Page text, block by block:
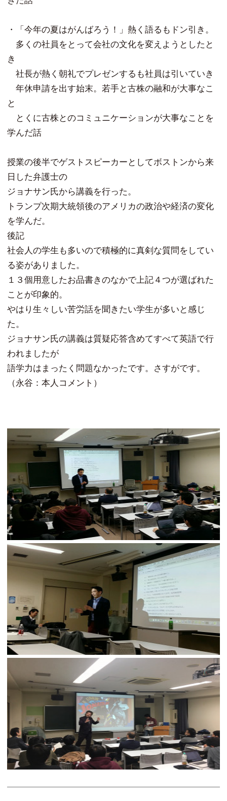
・「今年の夏はがんばろう！」熱く語るもドン引き。
多くの社員をとって会社の文化を変えようとしたと
き
社長が熱く朝礼でプレゼンするも社員は引いていき
年休申請を出す始末。若手と古株の融和が大事なこ
と
とくに古株とのコミュニケーションが大事なことを
学んだ話
授業の後半でゲストスピーカーとしてボストンから来
日した弁護士の
ジョナサン氏から講義を行った。
トランプ次期大統領後のアメリカの政治や経済の変化
を学んだ。
後記
社会人の学生も多いので積極的に真剣な質問をしてい
る姿がありました。
１３個用意したお品書きのなかで上記４つが選ばれた
ことが印象的。
やはり生々しい苦労話を聞きたい学生が多いと感じ
た。
ジョナサン氏の講義は質疑応答含めてすべて英語で行
われましたが
語学力はまったく問題なかったです。さすがです。
（永谷：本人コメント）